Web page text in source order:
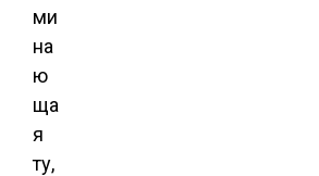
ми
на
ю
ща
я
ту,